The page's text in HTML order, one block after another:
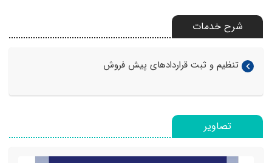
شرح خدمات
تنظیم و ثبت قراردادهای پیش فروش
تصاویر